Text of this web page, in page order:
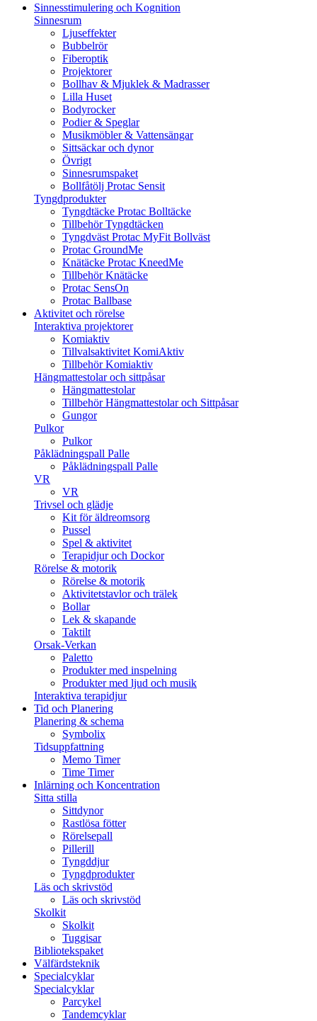
Sinnesstimulering och Kognition
Sinnesrum
Ljuseffekter
Bubbelrör
Fiberoptik
Projektorer
Bollhav & Mjuklek & Madrasser
Lilla Huset
Bodyrocker
Podier & Speglar
Musikmöbler & Vattensängar
Sittsäckar och dynor
Övrigt
Sinnesrumspaket
Bollfåtölj Protac Sensit
Tyngdprodukter
Tyngdtäcke Protac Bolltäcke
Tillbehör Tyngdtäcken
Tyngdväst Protac MyFit Bollväst
Protac GroundMe
Knätäcke Protac KneedMe
Tillbehör Knätäcke
Protac SensOn
Protac Ballbase
Aktivitet och rörelse
Interaktiva projektorer
Komiaktiv
Tillvalsaktivitet KomiAktiv
Tillbehör Komiaktiv
Hängmattestolar och sittpåsar
Hängmattestolar
Tillbehör Hängmattestolar och Sittpåsar
Gungor
Pulkor
Pulkor
Påklädningspall Palle
Påklädningspall Palle
VR
VR
Trivsel och glädje
Kit för äldreomsorg
Pussel
Spel & aktivitet
Terapidjur och Dockor
Rörelse & motorik
Rörelse & motorik
Aktivitetstavlor och trälek
Bollar
Lek & skapande
Taktilt
Orsak-Verkan
Paletto
Produkter med inspelning
Produkter med ljud och musik
Interaktiva terapidjur
Tid och Planering
Planering & schema
Symbolix
Tidsuppfattning
Memo Timer
Time Timer
Inlärning och Koncentration
Sitta stilla
Sittdynor
Rastlösa fötter
Rörelsepall
Pillerill
Tyngddjur
Tyngdprodukter
Läs och skrivstöd
Läs och skrivstöd
Skolkit
Skolkit
Tuggisar
Bibliotekspaket
Välfärdsteknik
Specialcyklar
Specialcyklar
Parcykel
Tandemcyklar